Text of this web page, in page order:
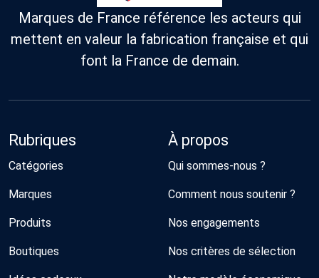
Marques de France référence les acteurs qui
mettent en valeur la fabrication française et qui
font la France de demain.
Rubriques
Catégories
Marques
Produits
Boutiques
À propos
Qui sommes-nous ?
Comment nous soutenir ?
Nos engagements
Nos critères de sélection